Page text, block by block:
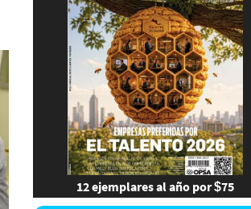
12 ejemplares al año por $75